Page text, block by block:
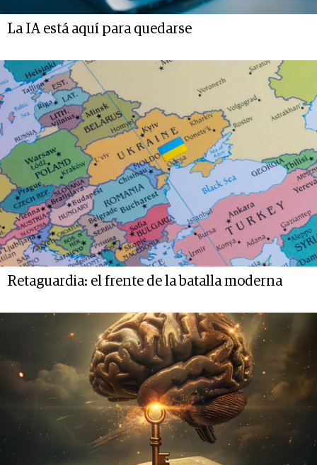
La IA está aquí para quedarse
Retaguardia: el frente de la batalla moderna